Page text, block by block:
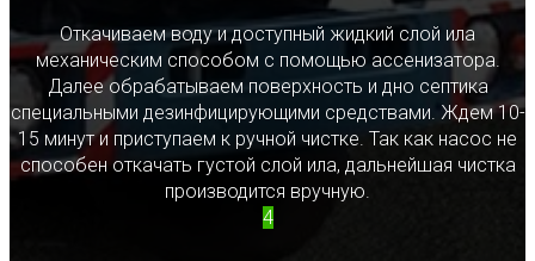
Откачиваем воду и доступный жидкий слой ила
механическим способом с помощью ассенизатора.
Далее обрабатываем поверхность и дно септика
специальными дезинфицирующими средствами. Ждем 10-
15 минут и приступаем к ручной чистке. Так как насос не
способен откачать густой слой ила, дальнейшая чистка
производится вручную.
4